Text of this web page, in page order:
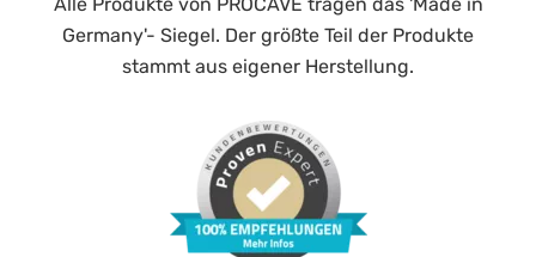
Germany'- Siegel. Der größte Teil der Produkte
stammt aus eigener Herstellung.